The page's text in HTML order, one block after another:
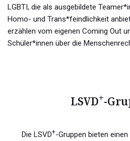
LGBTI, die als ausgebildete
Homo- und Trans*feindlichkeit
erzählen vom eigenen Coming Out
Schüler*innen über die
LSVD+-
Die LSVD+-Gruppen bieten